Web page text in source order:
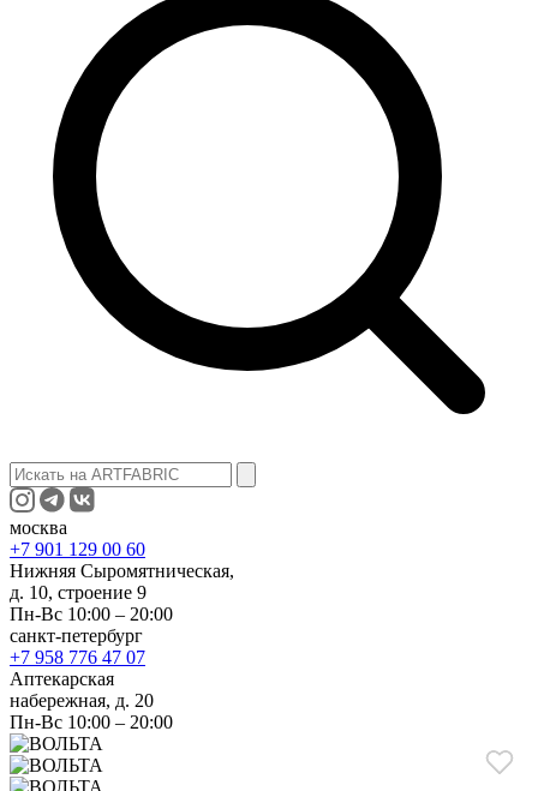
москва
+7 901 129 00 60
Нижняя Сыромятническая,
д. 10, строение 9
Пн-Вс 10:00 – 20:00
санкт-петербург
+7 958 776 47 07
Аптекарская
набережная, д. 20
Пн-Вс 10:00 – 20:00